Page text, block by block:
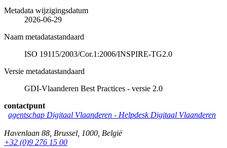
Metadata wijzigingsdatum
2026-06-29
Naam metadatastandaard
ISO 19115/2003/Cor.1:2006/INSPIRE-TG2.0
Versie metadatastandaard
GDI-Vlaanderen Best Practices - versie 2.0
contactpunt
agentschap Digitaal Vlaanderen - Helpdesk Digitaal Vlaanderen
Havenlaan 88 Brussel 1000 België
+32 (0)9 276 15 00